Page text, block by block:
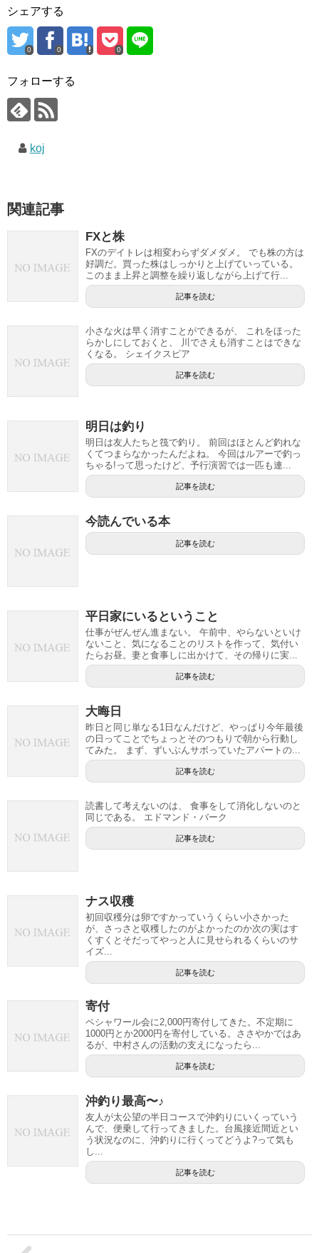
シェアする
0 0 0
フォローする
koj
関連記事
FXと株
FXのデイトレは相変わらずダメダメ。 でも株の方は
好調だ。買った株はしっかりと上げていっている。
このまま上昇と調整を繰り返しながら上げて行...
記事を読む
小さな火は早く消すことができるが、 これをほった
らかしにしておくと、 川でさえも消すことはできな
くなる。 シェイクスピア
記事を読む
明日は釣り
明日は友人たちと筏で釣り。 前回はほとんど釣れな
くてつまらなかったんだよね。 今回はルアーで釣っ
ちゃる!って思ったけど、予行演習では一匹も連...
記事を読む
今読んでいる本
記事を読む
平日家にいるということ
仕事がぜんぜん進まない。 午前中、やらないといけ
ないこと、気になることのリストを作って、気付い
たらお昼。妻と食事しに出かけて、その帰りに実...
記事を読む
大晦日
昨日と同じ単なる1日なんだけど、やっぱり今年最後
の日ってことでちょっとそのつもりで朝から行動し
てみた。 まず、ずいぶんサボっていたアパートの...
記事を読む
読書して考えないのは、 食事をして消化しないのと
同じである。 エドマンド・バーク
記事を読む
ナス収穫
初回収穫分は卵ですかっていうくらい小さかった
が、さっさと収穫したのがよかったのか次の実はす
くすくとそだってやっと人に見せられるくらいのサ
イズ...
記事を読む
寄付
ペシャワール会に2,000円寄付してきた。不定期に
1000円とか2000円を寄付している。ささやかではあ
るが、中村さんの活動の支えになったら...
記事を読む
沖釣り最高〜♪
友人が太公望の半日コースで沖釣りにいくっていう
んで、便乗して行ってきました。台風接近間近とい
う状況なのに、沖釣りに行くってどうよ?って気も
し...
記事を読む